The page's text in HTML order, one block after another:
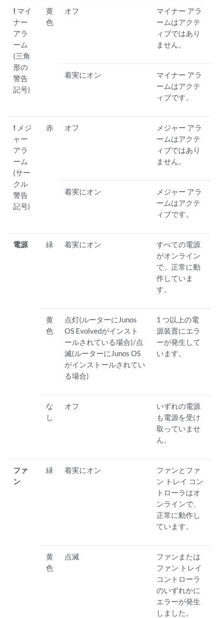
! マイ
ナー
アラ
ーム
(三角
形の
警告
記号)
黄
色
オフ
マイナー アラ
ームはアクテ
ィブではあり
ません。
着実にオン
マイナー アラ
ームはアクテ
ィブです。
! メジ
ャー
アラ
ーム
(サー
クル
警告
記号)
赤 オフ
メジャー アラ
ームはアクテ
ィブではあり
ません。
着実にオン
メジャー アラ
ームはアクテ
ィブです。
電源 緑 着実にオン
すべての電源
がオンライン
で、正常に動
作していま
す。
黄
色
点灯(ルーターにJunos
OS Evolvedがインスト
ールされている場合)/点
滅(ルーターにJunos OS
がインストールされてい
る場合)
1 つ以上の電
源装置にエラ
ーが発生して
います。
な
し
オフ
いずれの電源
も電源を受け
取っていませ
ん。
ファ
ン
緑 着実にオン
ファンとファ
ン トレイ コン
トローラはオ
ンラインで、
正常に動作し
ています。
黄
色
点滅
ファンまたは
ファン トレイ
コントローラ
のいずれかに
エラーが発生
しました。